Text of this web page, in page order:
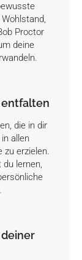
Proctor
deine
entfalten
die in dir
allen
erzielen.
lernen,